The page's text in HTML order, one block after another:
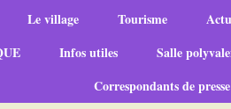
Le village Tourisme
Infos utiles Salle
Correspondants de presse